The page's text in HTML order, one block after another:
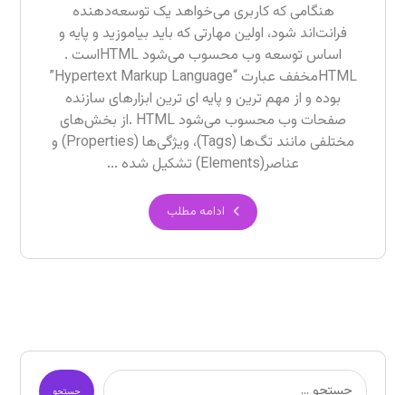
هنگامی‌ که کاربری می‌خواهد یک توسعه‌دهنده
فرانت‌اند شود، اولین مهارتی که باید بیاموزید و پایه و
اساس توسعه وب محسوب می‌شود HTMLاست .
HTMLمخفف عبارت “Hypertext Markup Language”
بوده و از مهم ‌ترین و پایه‌ ای ‌ترین ابزارهای سازنده
صفحات وب محسوب می‌شود HTML .از بخش‌های
مختلفی مانند تگ‌ها (Tags)، ویژگی‌ها (Properties) و
عناصر(Elements) تشکیل شده ...
ادامه مطلب
جستجو